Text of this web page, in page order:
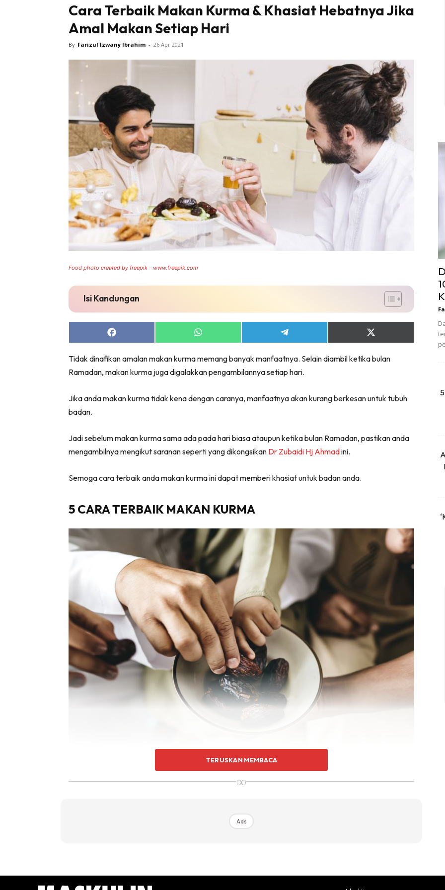
Cara Terbaik Makan Kurma & Khasiat Hebatnya Jika
Amal Makan Setiap Hari
By Farizul Izwany Ibrahim - 26 Apr 2021
Food photo created by freepik - www.freepik.com
Isi Kandungan
Share
on
Share
on
Share
on
Share
on
(Twitter)
Tidak dinafikan amalan makan kurma memang banyak manfaatnya. Selain diambil ketika bulan
Ramadan, makan kurma juga digalakkan pengambilannya setiap hari.
Jika anda makan kurma tidak kena dengan caranya, manfaatnya akan kurang berkesan untuk tubuh
badan.
Jadi sebelum makan kurma sama ada pada hari biasa ataupun ketika bulan Ramadan, pastikan anda
mengambilnya mengikut saranan seperti yang dikongsikan Dr Zubaidi Hj Ahmadini.
Semoga cara terbaik anda makan kurma ini dapat memberi khasiat untuk badan anda.
5 CARA TERBAIK MAKAN KURMA
memberikan tenaga.
TERUSKAN MEMBACA
∞
Ads